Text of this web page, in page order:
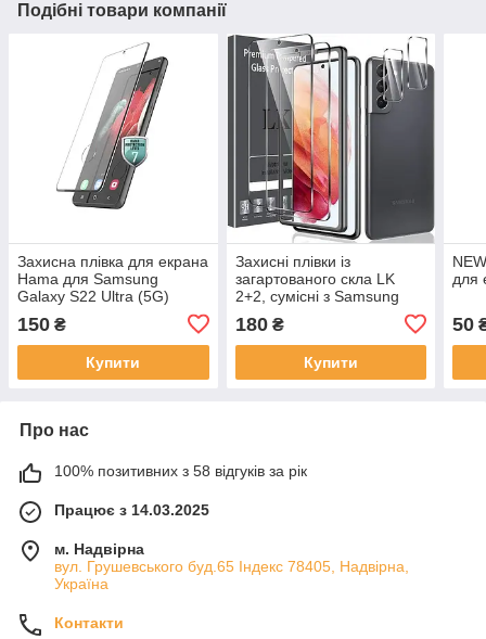
Подібні товари компанії
Захисна плівка для екрана
Hama для Samsung
Galaxy S22 Ultra (5G)
(плівка для захисту екрана
н
150 ₴
Купити
Захисні плівки із
загартованого скла LK
2+2, сумісні з Samsung
Galaxy S21, захищають від
подряпин
180₴
Купити
для
50
Про нас
100% позитивних з 58 відгуків за рік
Працює з 14.03.2025
м. Надвірна
вул. Грушевського буд.65 Індекс 78405, Надвірна,
Україна
Контакти